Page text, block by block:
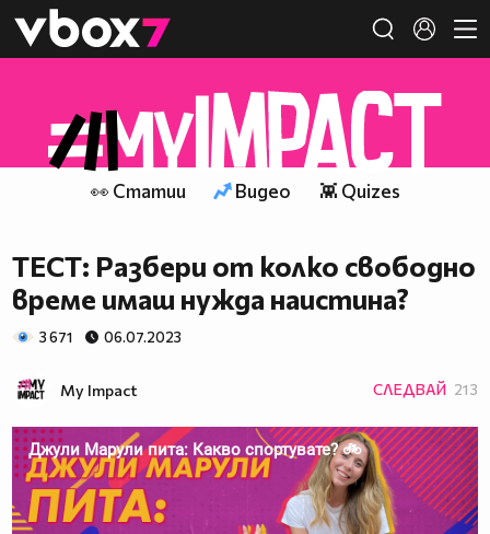
👾
👀 Статии Видео 👾 Quizes
ТЕСТ: Разбери от колко свободно
време имаш нужда наистина?
3 671 06.07.2023
My Impact СЛЕДВАЙ 213